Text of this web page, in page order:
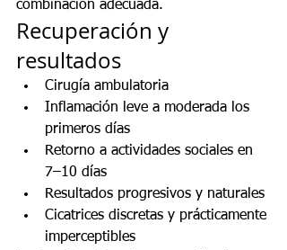
combinación adecuada.
Recuperación y
resultados
Cirugía ambulatoria
Inflamación leve a moderada los
primeros días
Retorno a actividades sociales en
7–10 días
Resultados progresivos y naturales
Cicatrices discretas y prácticamente
imperceptibles